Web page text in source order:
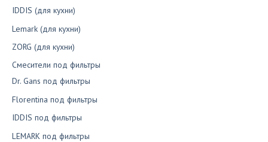
IDDIS (для кухни)
Lemark (для кухни)
ZORG (для кухни)
Смесители под фильтры
Dr. Gans под фильтры
Florentina под фильтры
IDDIS под фильтры
LEMARK под фильтры